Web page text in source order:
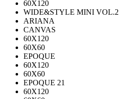
60X120
WIDE&STYLE MINI VOL.2
ARIANA
CANVAS
60Х120
60Х60
EPOQUE
60X120
60X60
EPOQUE 21
60X120